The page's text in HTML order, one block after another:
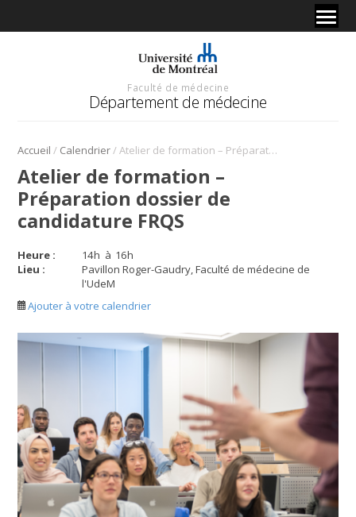
Faculté de médecine
Département de médecine
Accueil / Calendrier/ Atelier de formation – Préparation dossier de candidature FRQS
Atelier de formation –
Préparation dossier de
candidature FRQS
Heure : 14h à 16h
Lieu :
Pavillon Roger-Gaudry, Faculté de médecine de
l'UdeM
Ajouter à votre calendrier